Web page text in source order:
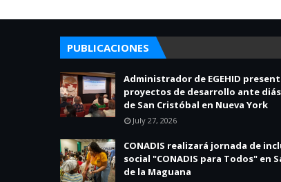
PUBLICACIONES
Administrador de EGEHID
proyectos de desarrollo ante
de San Cristóbal en Nueva York
July 27, 2026
CONADIS realizará jornada de
social "CONADIS para Todos" en
de la Maguana